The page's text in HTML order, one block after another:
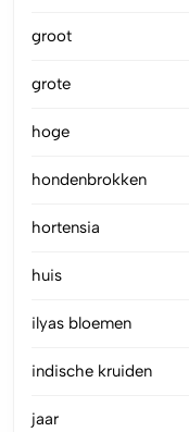
groot
grote
hoge
hondenbrokken
hortensia
huis
ilyas bloemen
indische kruiden
jaar